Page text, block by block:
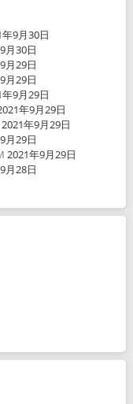
9月30日
月30日
月29日
月29日
9月29日
年9月29日
2021年9月29日
月29日
2021年9月29日
月28日